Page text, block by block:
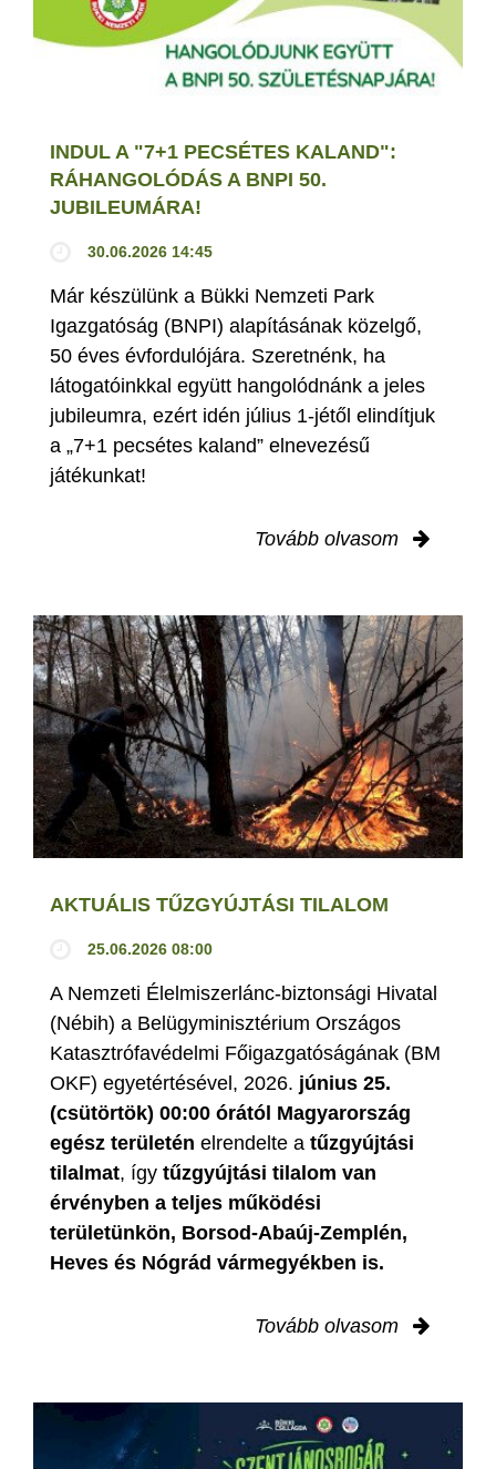
INDUL A "7+1 PECSÉTES KALAND":
RÁHANGOLÓDÁS A BNPI 50.
JUBILEUMÁRA!
30.06.2026 14:45
Már készülünk a Bükki Nemzeti Park
Igazgatóság (BNPI) alapításának közelgő,
50 éves évfordulójára. Szeretnénk, ha
látogatóinkkal együtt hangolódnánk a jeles
jubileumra, ezért idén július 1-jétől elindítjuk
a „7+1 pecsétes kaland” elnevezésű
játékunkat!
Tovább olvasom
AKTUÁLIS TŰZGYÚJTÁSI TILALOM
25.06.2026 08:00
A Nemzeti Élelmiszerlánc-biztonsági Hivatal
(Nébih) a Belügyminisztérium Országos
Katasztrófavédelmi Főigazgatóságának (BM
OKF) egyetértésével, 2026. június 25.
(csütörtök) 00:00 órától Magyarország
egész területén elrendelte a tűzgyújtási
tilalmat, így tűzgyújtási tilalom van
érvényben a teljes működési
területünkön, Borsod-Abaúj-Zemplén,
Heves és Nógrád vármegyékben is.
Tovább olvasom